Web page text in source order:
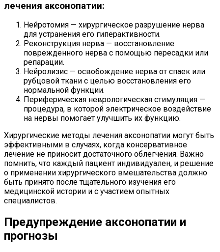
лечения аксонопатии:
Нейротомия — хирургическое разрушение нерва
для устранения его гиперактивности.
Реконструкция нерва — восстановление
поврежденного нерва с помощью пересадки или
репарации.
Нейролизис — освобождение нерва от спаек или
рубцовой ткани с целью восстановления его
нормальной функции.
Периферическая неврологическая стимуляция —
процедура, в которой электрическое воздействие
на нервы помогает улучшить их функцию.
Хирургические методы лечения аксонопатии могут быть
эффективными в случаях, когда консервативное
лечение не приносит достаточного облегчения. Важно
помнить, что каждый пациент индивидуален, и решение
о применении хирургического вмешательства должно
быть принято после тщательного изучения его
медицинской истории и с участием опытных
специалистов.
Предупреждение аксонопатии и
прогнозы